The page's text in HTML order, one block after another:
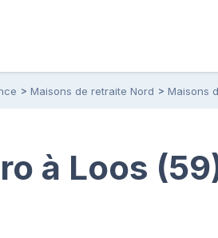
Maisons de retraite Nord Maisons
à Loos